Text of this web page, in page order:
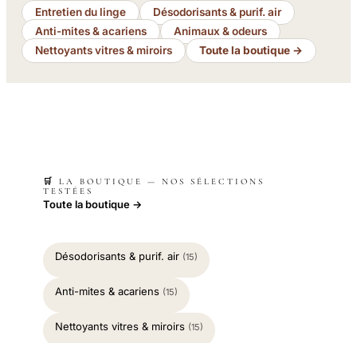
Entretien du linge
Désodorisants & purif. air
Anti-mites & acariens
Animaux & odeurs
Nettoyants vitres & miroirs
Toute la boutique →
🛒 LA BOUTIQUE — NOS SÉLECTIONS
TESTÉES
Toute la boutique →
Désodorisants & purif. air (15)
Anti-mites & acariens (15)
Nettoyants vitres & miroirs (15)